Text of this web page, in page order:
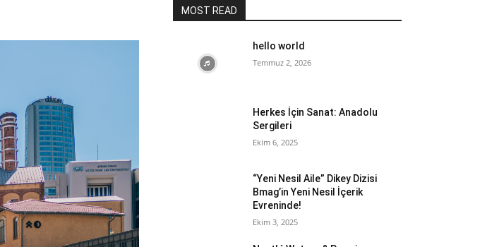
MOST READ
hello world
Temmuz 2, 2026
Herkes İçin Sanat: Anadolu
Sergileri
Ekim 6, 2025
“Yeni Nesil Aile” Dikey Dizisi
Bmag’in Yeni Nesil İçerik
Evreninde!
Ekim 3, 2025